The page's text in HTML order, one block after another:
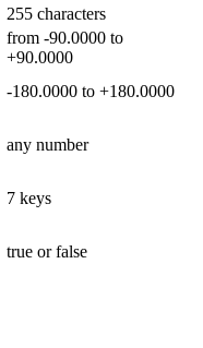
255 characters
from -90.0000 to
+90.0000
-180.0000 to +180.0000
any number
7 keys
true or false